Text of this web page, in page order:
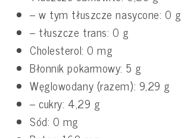
– w tym tłuszcze nasycone: 0 g
– tłuszcze trans: 0 g
Cholesterol: 0 mg
Błonnik pokarmowy: 5 g
Węglowodany (razem): 9,29 g
– cukry: 4,29 g
Sód: 0 mg